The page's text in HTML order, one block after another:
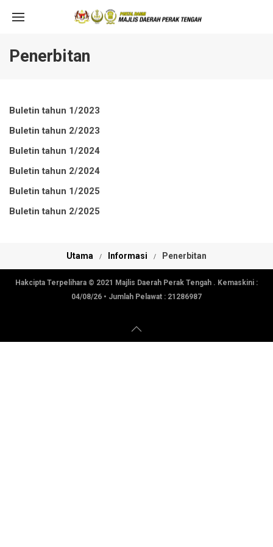
Penerbitan
Buletin tahun 1/2023
Buletin tahun 2/2023
Buletin tahun 1/2024
Buletin tahun 2/2024
Buletin tahun 1/2025
Buletin tahun 2/2025
Utama Informasi Penerbitan
Hakcipta Terpelihara © 2021 Majlis Daerah Perak Tengah . Kemaskini :
04/08/26 • Jumlah Pelawat : 21286987